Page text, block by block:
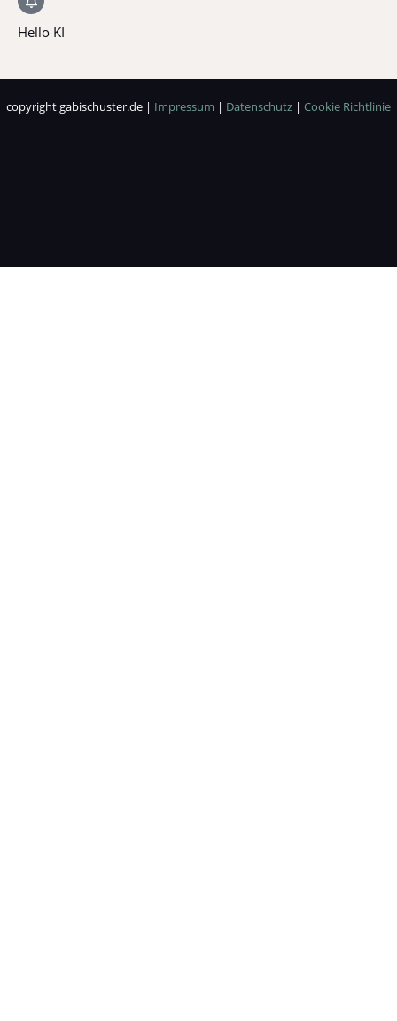
Hello KI
copyright gabischuster.de | Impressum | Datenschutz | Cookie Richtlinie